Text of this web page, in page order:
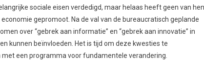
sociale eisen verdedigd, maar helaas heeft geen van hen
gepromoot. Na de val van de bureaucratisch geplande
over “gebrek aan informatie” en “gebrek aan innovatie” in
kunnen beïnvloeden. Het is tijd om deze kwesties te
een programma voor fundamentele verandering.